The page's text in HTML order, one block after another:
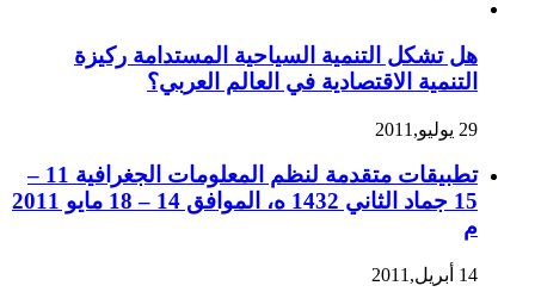
هل تشكل التنمية السياحية المستدامة ركيزة
التنمية الاقتصادية في العالم العربي؟
29 يوليو,2011
تطبيقات متقدمة لنظم المعلومات الجغرافية 11 –
15 جماد الثاني 1432 ه، الموافق 14 – 18 مايو 2011
م
14 أبريل,2011